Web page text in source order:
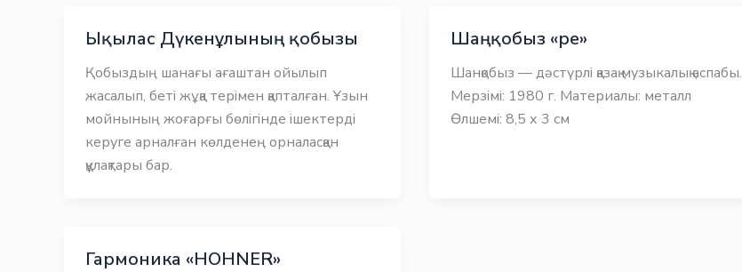
Ықылас Дүкенұлының қобызы
Қобыздың шанағы ағаштан ойылып
жасалып, беті жұқа терімен қапталған. Ұзын
мойнының жоғарғы бөлігінде ішектерді
керуге арналған көлденең орналасқан
құлақтары бар.
Шаңқобыз «ре»
Шанқобыз — дәстүрлі қазақ музыкалық аспабы.
Мерзімі: 1980 г. Материалы: металл
Өлшемі: 8,5 х 3 см
Гармоника «HOHNER»